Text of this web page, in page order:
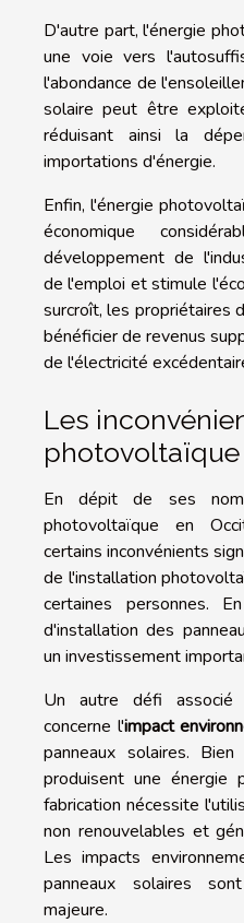
D'autre part, l'énergie
une voie vers
l'abondance de
solaire peut être
réduisant ainsi la
importations d'énergie.
Enfin, l'énergie
économique
développement de
de l'emploi et stimule
surcroît, les propriétaires
bénéficier de revenus
de l'électricité
Les
En dépit de ses
photovoltaïque en
certains inconvénients
de l'installation
certaines personnes.
d'installation des
un investissement
Un autre défi associé
concerne l'impact
panneaux solaires.
produisent une énergie
fabrication nécessite
non renouvelables et
Les impacts
panneaux solaires
majeure.